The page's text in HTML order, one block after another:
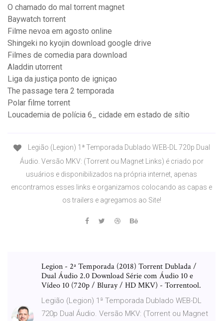
O chamado do mal torrent magnet
Baywatch torrent
Filme nevoa em agosto online
Shingeki no kyojin download google drive
Filmes de comedia para download
Aladdin utorrent
Liga da justiça ponto de igniçao
The passage tera 2 temporada
Polar filme torrent
Loucademia de polícia 6_ cidade em estado de sítio
Legião (Legion) 1ª Temporada Dublado WEB-DL 720p Dual
Áudio. Versão MKV: (Torrent ou Magnet Links) é criado por
usuários e disponibilizados na própria internet, apenas
encontramos esses links e organizamos colocando as capas e
os trailers e agregamos ao Site!
Legion - 2ª Temporada (2018) Torrent Dublada /
Dual Áudio 2.0 Download Série com Áudio 10 e
Vídeo 10 (720p / Bluray / HD MKV) - Torrentool.
Legião (Legion) 1ª Temporada Dublado WEB-DL
720p Dual Áudio. Versão MKV: (Torrent ou Magnet